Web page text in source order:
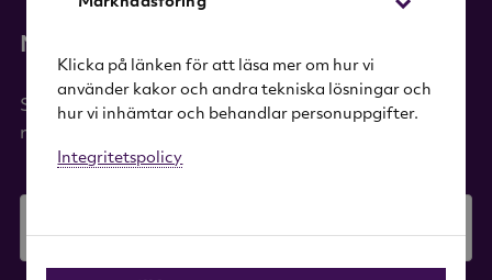
Klicka på länken för att läsa mer om hur vi
använder kakor och andra tekniska lösningar och
hur vi inhämtar och behandlar personuppgifter.
Integritetspolicy
Nyhetsbrev
Signa upp dig på vårt nyhetsbrev och få 20%
rabatt på ditt första köp!